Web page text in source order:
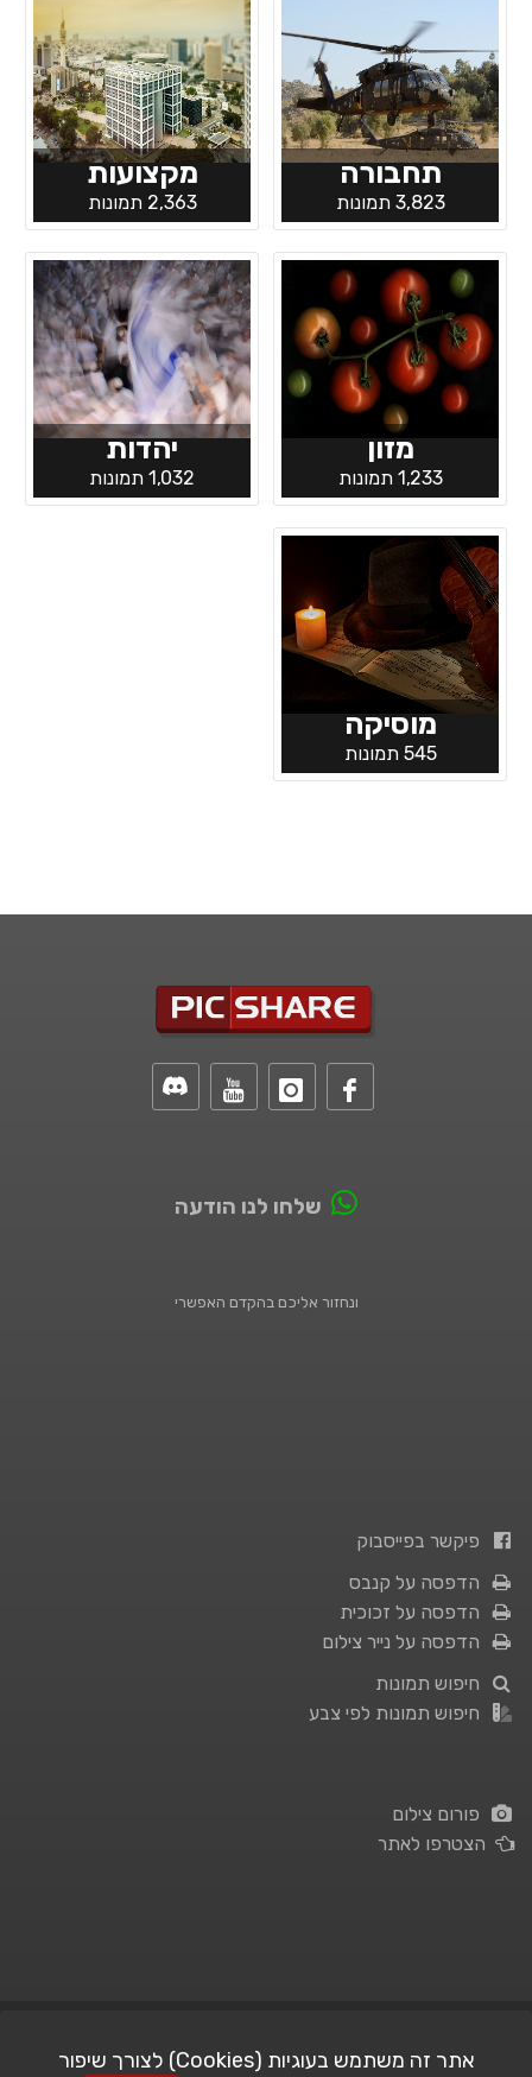
תחבורה
3,823 תמונות
מקצועות
2,363 תמונות
מזון
1,233 תמונות
יהדות
1,032 תמונות
מוסיקה
545 תמונות
שלחו לנו הודעה
ונחזור אליכם בהקדם האפשרי
פיקשר בפייסבוק
הדפסה על קנבס
הדפסה על זכוכית
הדפסה על נייר צילום
חיפוש תמונות
חיפוש תמונות לפי צבע
פורום צילום
הצטרפו לאתר
אתר זה משתמש בעוגיות (Cookies) לצורך שיפור